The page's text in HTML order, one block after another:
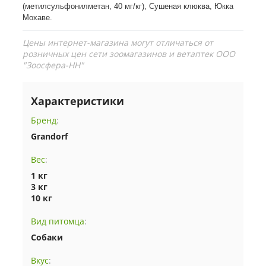
(метилсульфонилметан, 40 мг/кг), Сушеная клюква, Юкка
Мохаве.
Цены интернет-магазина могут отличаться от
розничных цен сети зоомагазинов и ветаптек ООО
"Зоосфера-НН"
Характеристики
Бренд:
Grandorf
Вес:
1 кг
3 кг
10 кг
Вид питомца:
Собаки
Вкус: